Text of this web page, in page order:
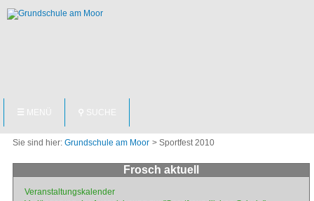
NAVIGATION
☰ MENÜ ⚲ SUCHE
Grundschule am Moor Sportfest 2010
Frosch aktuell
Navigation
Veranstaltungskalender